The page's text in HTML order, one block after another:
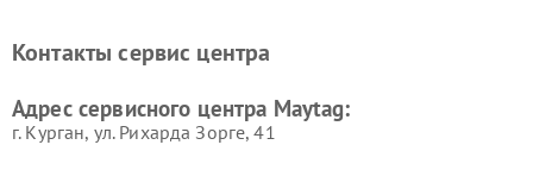
Контакты сервис центра
Адрес сервисного центра Maytag:
г. Курган, ул. Рихарда Зорге, 41